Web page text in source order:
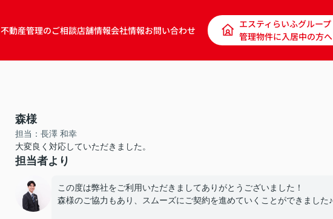
不動産管理のご相談店舗情報会社情報お問い合わせ
エスティらいふグループ
管理物件に入居中の方へ
森様
担当：長澤 和幸
大変良く対応していただきました。
担当者より
この度は弊社をご利用いただきましてありがとうございました！
森様のご協力もあり、スムーズにご契約を進めていくことができました♪